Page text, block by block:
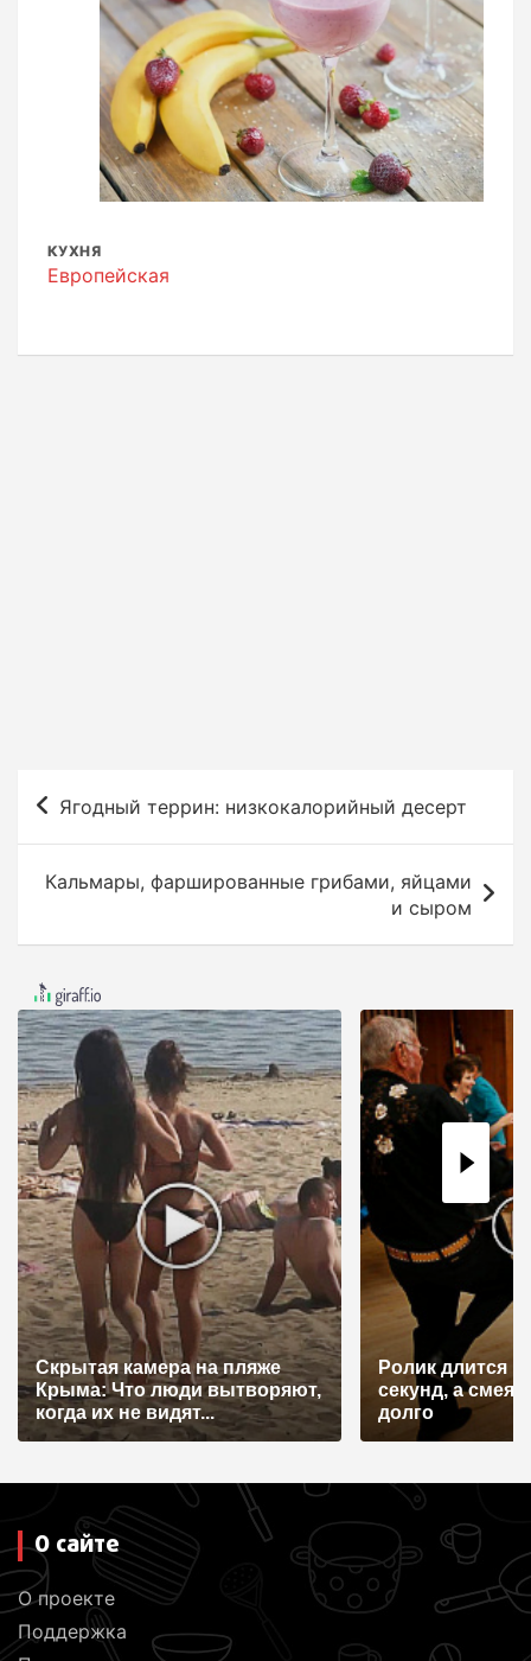
КУХНЯ
Европейская
г
ц
и
я
п
о
з
а
п
и
с
я
м
Ягодный террин: низкокалорийный десерт
Кальмары, фаршированные грибами, яйцами
и сыром
Скрытая камера на пляже
Крыма: Что люди вытворяют,
когда их не видят...
Ролик длится
секунд, а
долго
О сайте
О проекте
Поддержка